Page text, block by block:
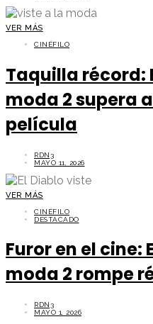
VER MÁS
CINÉFILO
Taquilla récord:
moda 2 supera
película
RDN3
MAYO 11, 2026
VER MÁS
CINÉFILO
DESTACADO
Furor en el cine:
moda 2 rompe
RDN3
MAYO 1, 2026